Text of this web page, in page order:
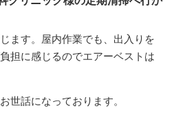
ます。屋内作業でも、出入りを
担に感じるのでエアーベストは
世話になっております。